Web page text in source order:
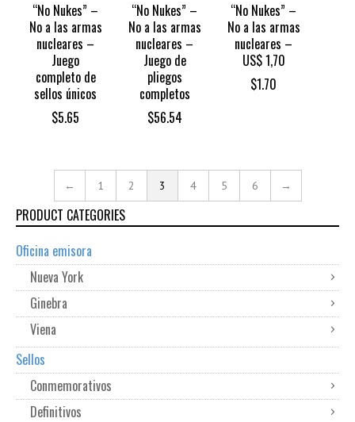
“No Nukes” –
No a las armas
nucleares –
Juego
completo de
sellos únicos
$5.65
“No Nukes” –
No a las armas
nucleares –
Juego de
pliegos
completos
$56.54
“No Nukes” –
No a las armas
nucleares –
US$ 1,70
$1.70
← 1 2 3 4 5 6 →
PRODUCT CATEGORIES
Oficina emisora
Nueva York
Ginebra
Viena
Sellos
Conmemorativos
Definitivos